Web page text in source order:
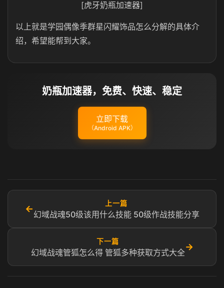
[虎牙奶瓶加速器]
以上就是学园偶像季群星闪耀饰品怎么分解的具体介
绍，希望能帮到大家。
奶瓶加速器，免费、快速、稳定
立即下载
（Android APK）
←
上一篇
幻域战魂50级该用什么技能 50级作战技能分享
下一篇
幻域战魂管狐怎么得 管狐多种获取方式大全
→